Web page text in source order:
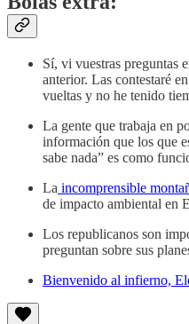
Sí, vi vuestras preguntas
anterior. Las contestaré
vueltas y no he tenido
La gente que trabaja en
información que los que
sabe nada” es como
La incomprensible
de impacto ambiental en
Los republicanos son
preguntan sobre sus
Bienvenido al infierno,